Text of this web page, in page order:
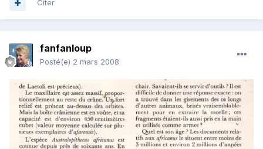
Citer
fanfanloup
Posté(e) 2 mars 2008